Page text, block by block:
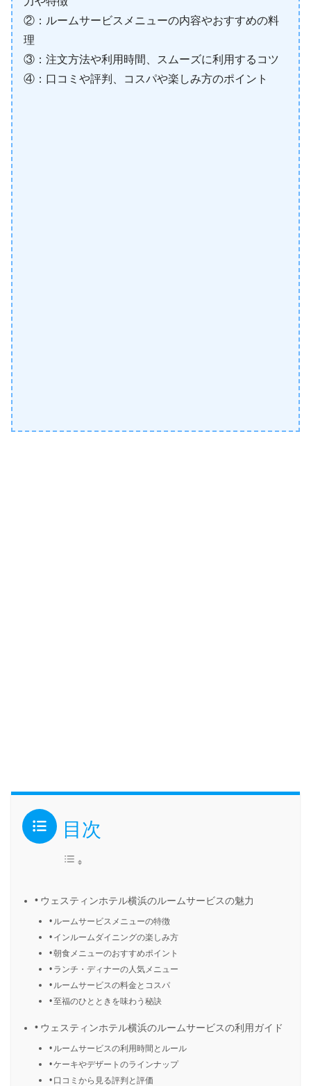
②：ルームサービスメニューの内容やおすすめの料
理
③：注文方法や利用時間、スムーズに利用するコツ
④：口コミや評判、コスパや楽しみ方のポイント
目次
ウェスティンホテル横浜のルームサービスの魅力
ルームサービスメニューの特徴
インルームダイニングの楽しみ方
朝食メニューのおすすめポイント
ランチ・ディナーの人気メニュー
ルームサービスの料金とコスパ
至福のひとときを味わう秘訣
ウェスティンホテル横浜のルームサービスの利用ガイド
ルームサービスの利用時間とルール
ケーキやデザートのラインナップ
口コミから見る評判と評価